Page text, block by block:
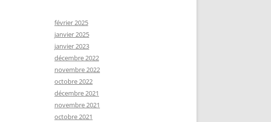
février 2025
janvier 2025
janvier 2023
décembre 2022
novembre 2022
octobre 2022
décembre 2021
novembre 2021
octobre 2021